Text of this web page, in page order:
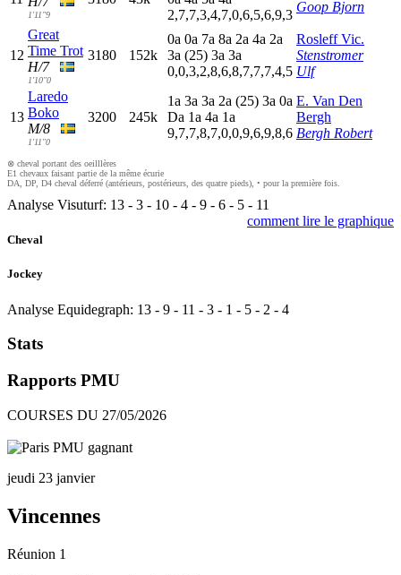
1'11"9
2,7,7,3,4,7,0,6,5,6,9,3
Goop Bjorn
12
Great
Time Trot
H/7
1'10"0
3180 152k
0a 0a 7a 8a 2a 4a 2a
3a (25) 3a 3a
0,0,3,2,8,6,8,7,7,7,4,5
Rosleff Vic.
Stenstromer
Ulf
13
Laredo
Boko
M/8
1'11"0
3200 245k
1a 3a 3a 2a (25) 3a 0a
Da 1a 4a 1a
9,7,7,8,7,0,0,9,6,9,8,6
E. Van Den
Bergh
Bergh Robert
⊗ cheval portant des oeilllères
E1 chevaux faisant partie de la même écurie
DA, DP, D4 cheval déferré (antérieurs, postérieurs, des quatre pieds), • pour la première fois.
Analyse Visuturf: 13 - 3 - 10 - 4 - 9 - 6 - 5 - 11
comment lire le graphique
Cheval
Jockey
Analyse Equidegraph: 13 - 9 - 11 - 3 - 1 - 5 - 2 - 4
Stats
Rapports PMU
COURSES DU 27/05/2026
jeudi 23 janvier
Vincennes
Réunion 1